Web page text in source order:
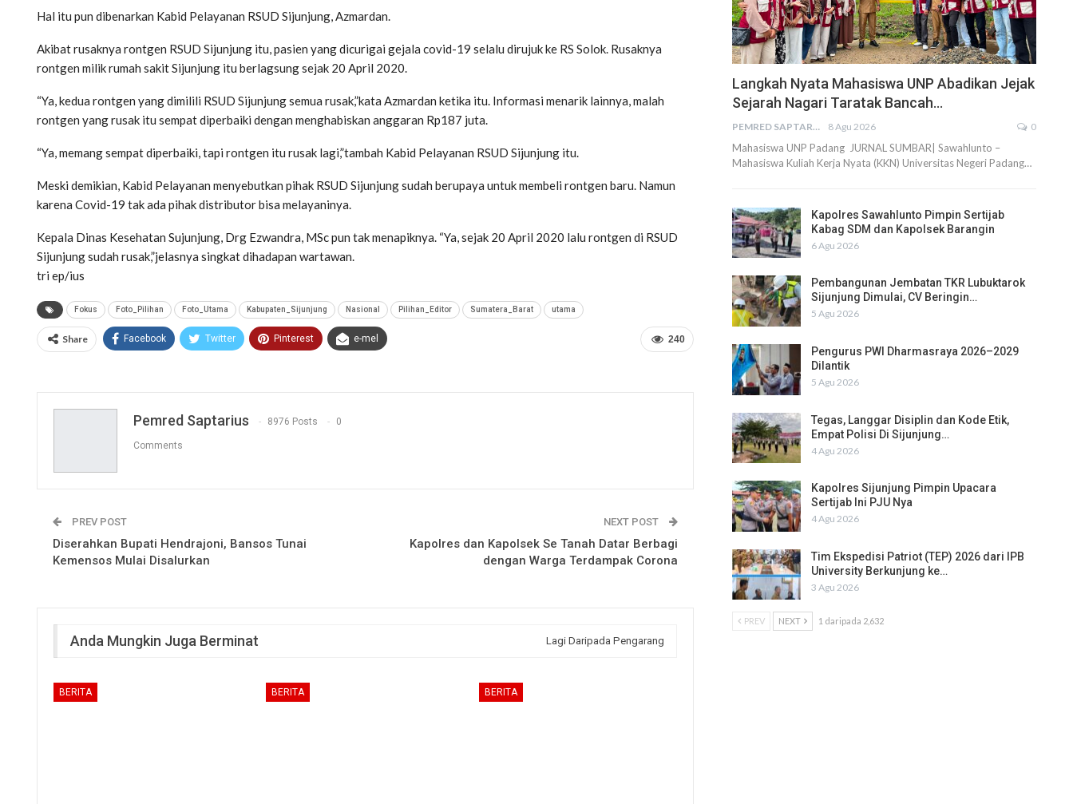
Hal itu pun dibenarkan Kabid Pelayanan RSUD Sijunjung, Azmardan.
Akibat rusaknya rontgen RSUD Sijunjung itu, pasien yang dicurigai gejala covid-19 selalu dirujuk ke RS Solok. Rusaknya
rontgen milik rumah sakit Sijunjung itu berlagsung sejak 20 April 2020.
“Ya, kedua rontgen yang dimilili RSUD Sijunjung semua rusak,”kata Azmardan ketika itu. Informasi menarik lainnya, malah
rontgen yang rusak itu sempat diperbaiki dengan menghabiskan anggaran Rp187 juta.
“Ya, memang sempat diperbaiki, tapi rontgen itu rusak lagi,”tambah Kabid Pelayanan RSUD Sijunjung itu.
Meski demikian, Kabid Pelayanan menyebutkan pihak RSUD Sijunjung sudah berupaya untuk membeli rontgen baru. Namun
karena Covid-19 tak ada pihak distributor bisa melayaninya.
Kepala Dinas Kesehatan Sujunjung, Drg Ezwandra, MSc pun tak menapiknya. “Ya, sejak 20 April 2020 lalu rontgen di RSUD
Sijunjung sudah rusak,”jelasnya singkat dihadapan wartawan.
tri ep/ius
Fokus Foto_Pilihan Foto_Utama Kabupaten_Sijunjung Nasional Pilihan_Editor Sumatera_Barat utama
240
Share Facebook Twitter Pinterest e-mel
Pemred Saptarius 8976 Posts 0
Comments
PREV POST
Diserahkan Bupati Hendrajoni, Bansos Tunai
Kemensos Mulai Disalurkan
NEXT POST
Kapolres dan Kapolsek Se Tanah Datar Berbagi
dengan Warga Terdampak Corona
Anda Mungkin Juga Berminat Lagi Daripada Pengarang
BERITA BERITA BERITA
Langkah Nyata Mahasiswa UNP Abadikan Jejak
Sejarah Nagari Taratak Bancah…
PEMRED SAPTARIUS 8 Agu 2026 0
Mahasiswa UNP Padang JURNAL SUMBAR| Sawahlunto –
Mahasiswa Kuliah Kerja Nyata (KKN) Universitas Negeri Padang…
Kapolres Sawahlunto Pimpin Sertijab
Kabag SDM dan Kapolsek Barangin
6 Agu 2026
Pembangunan Jembatan TKR Lubuktarok
Sijunjung Dimulai, CV Beringin…
5 Agu 2026
Pengurus PWI Dharmasraya 2026–2029
Dilantik
5 Agu 2026
Tegas, Langgar Disiplin dan Kode Etik,
Empat Polisi Di Sijunjung…
4 Agu 2026
Kapolres Sijunjung Pimpin Upacara
Sertijab Ini PJU Nya
4 Agu 2026
Tim Ekspedisi Patriot (TEP) 2026 dari IPB
University Berkunjung ke…
3 Agu 2026
PREV NEXT 1 daripada 2,632